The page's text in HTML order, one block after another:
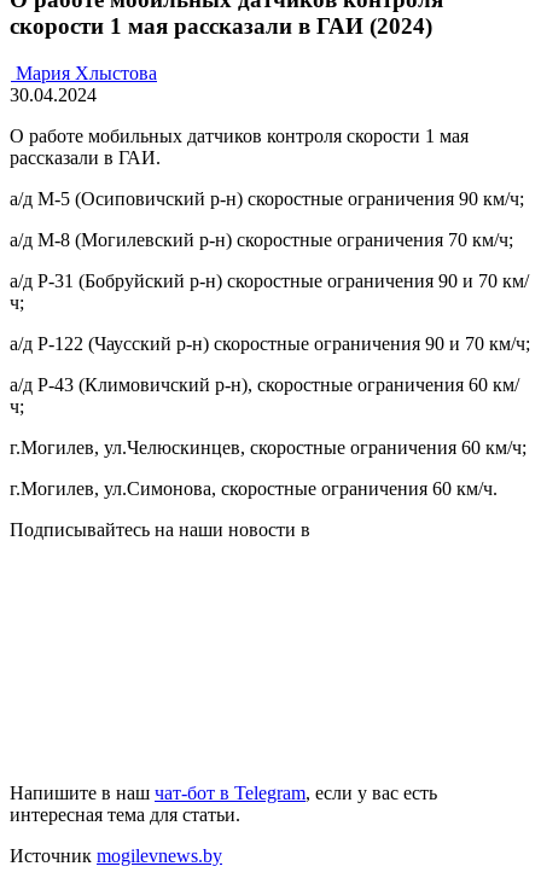
скорости 1 мая рассказали в ГАИ (2024)
Мария Хлыстова
30.04.2024
О работе мобильных датчиков контроля скорости 1 мая
рассказали в ГАИ.
а/д М-5 (Осиповичский р-н) скоростные ограничения 90 км/ч;
а/д М-8 (Могилевский р-н) скоростные ограничения 70 км/ч;
а/д Р-31 (Бобруйский р-н) скоростные ограничения 90 и 70 км/
ч;
а/д Р-122 (Чаусский р-н) скоростные ограничения 90 и 70 км/ч;
а/д Р-43 (Климовичский р-н), скоростные ограничения 60 км/
ч;
г.Могилев, ул.Челюскинцев, скоростные ограничения 60 км/ч;
г.Могилев, ул.Симонова, скоростные ограничения 60 км/ч.
Подписывайтесь на наши новости в
Напишите в наш чат-бот в Telegram, если у вас есть
интересная тема для статьи.
Источник mogilevnews.by